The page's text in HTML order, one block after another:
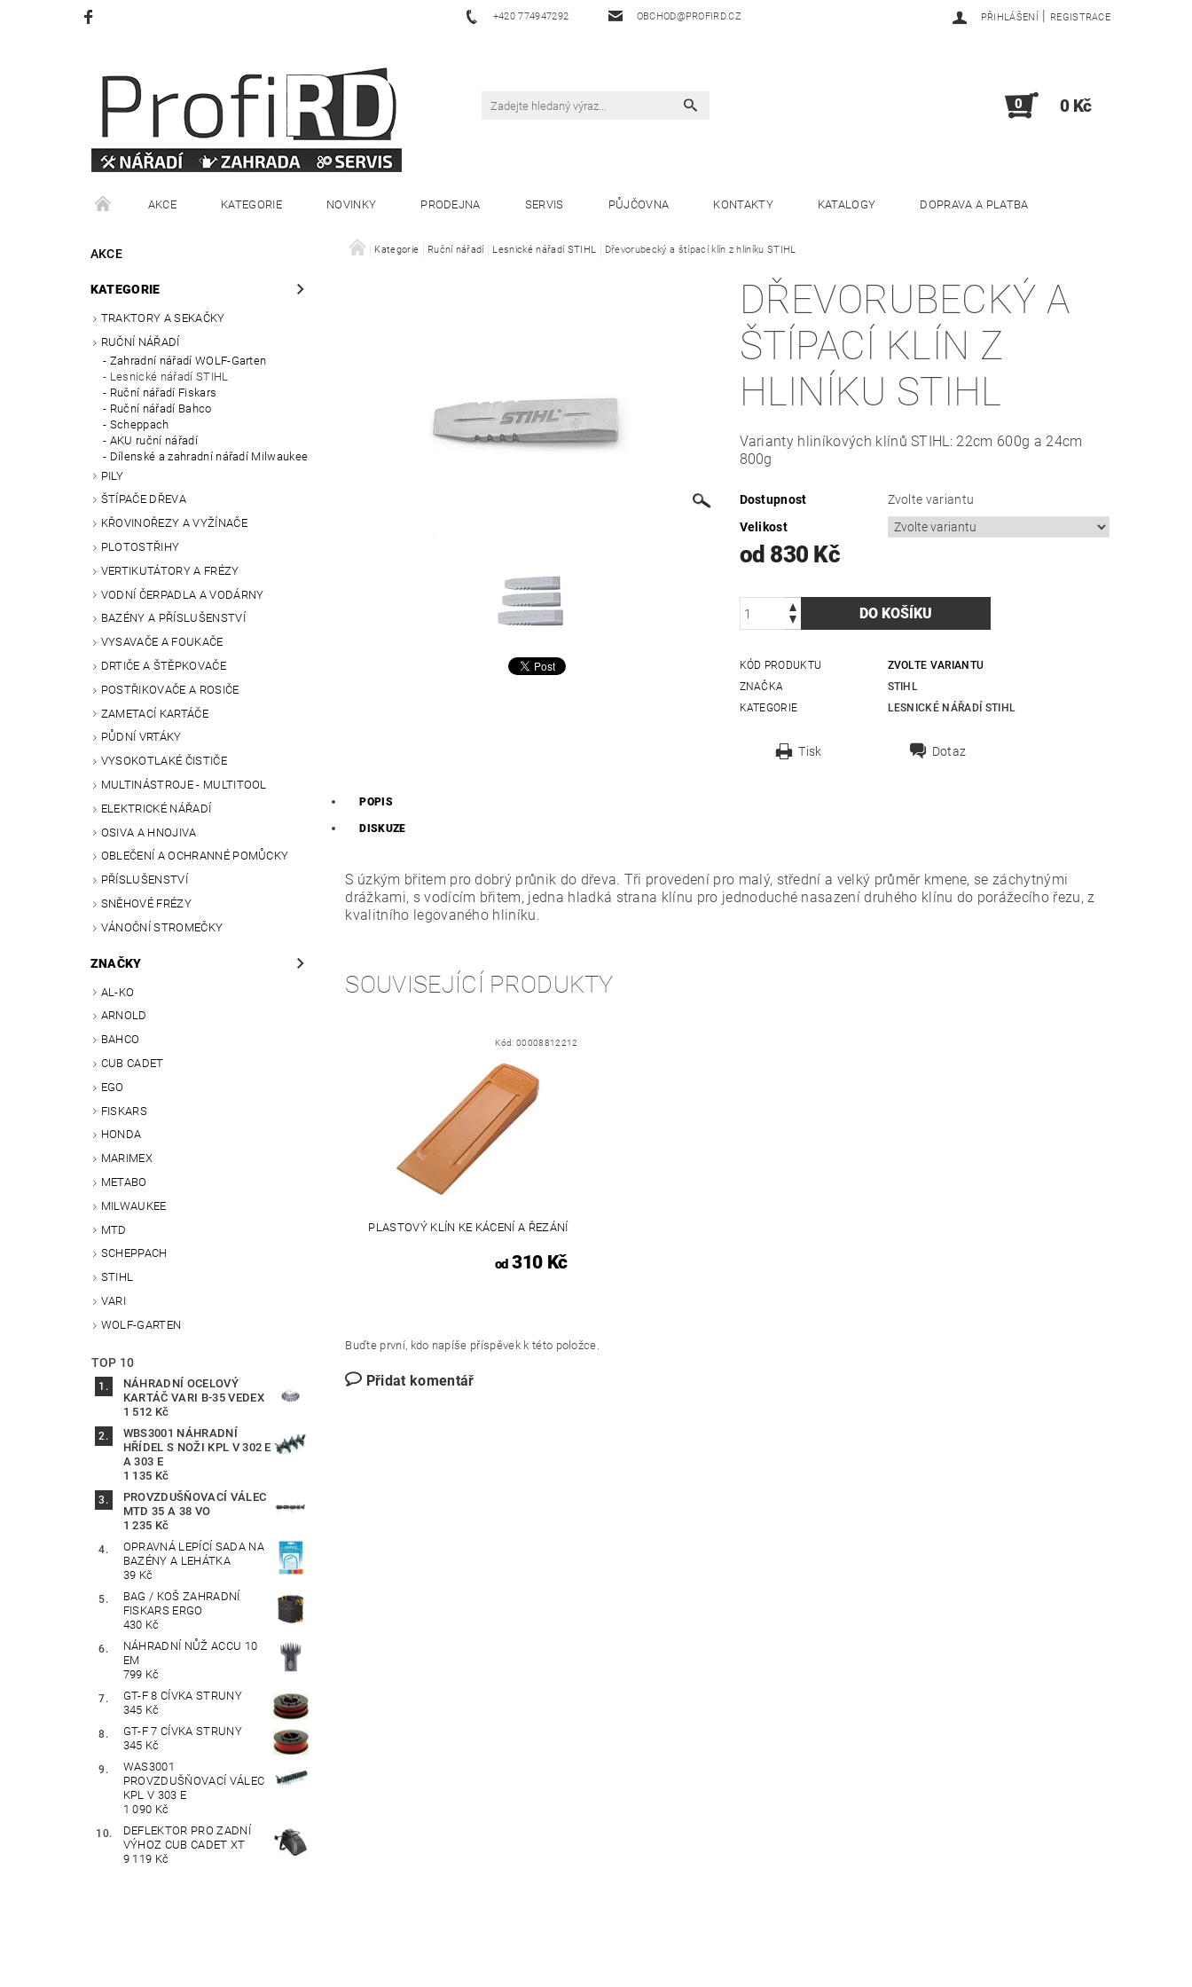
+420 774947292 OBCHOD@PROFIRD.CZ PŘIHLÁŠENÍ | REGISTRACE
0 0 Kč
AKCE KATEGORIE NOVINKY PRODEJNA SERVIS PŮJČOVNA KONTAKTY KATALOGY DOPRAVA A PLATBA
VRÁCENÍ ZBOŽÍ OBCHODNÍ PODMÍNKY
AKCE
KATEGORIE
TRAKTORY A SEKAČKY
RUČNÍ NÁŘADÍ
Zahradní nářadí WOLF-Garten
Lesnické nářadí STIHL
Ruční nářadí Fiskars
Ruční nářadí Bahco
Scheppach
AKU ruční nářadí
Dílenské a zahradní nářadí Milwaukee
PILY
ŠTÍPAČE DŘEVA
KŘOVINOŘEZY A VYŽÍNAČE
PLOTOSTŘIHY
VERTIKUTÁTORY A FRÉZY
VODNÍ ČERPADLA A VODÁRNY
BAZÉNY A PŘÍSLUŠENSTVÍ
VYSAVAČE A FOUKAČE
DRTIČE A ŠTĚPKOVAČE
POSTŘIKOVAČE A ROSIČE
ZAMETACÍ KARTÁČE
PŮDNÍ VRTÁKY
VYSOKOTLAKÉ ČISTIČE
MULTINÁSTROJE - MULTITOOL
ELEKTRICKÉ NÁŘADÍ
OSIVA A HNOJIVA
OBLEČENÍ A OCHRANNÉ POMŮCKY
PŘÍSLUŠENSTVÍ
SNĚHOVÉ FRÉZY
VÁNOČNÍ STROMEČKY
ZNAČKY
AL-KO
ARNOLD
BAHCO
CUB CADET
EGO
FISKARS
HONDA
MARIMEX
METABO
MILWAUKEE
MTD
SCHEPPACH
STIHL
VARI
WOLF-GARTEN
TOP 10
NÁHRADNÍ OCELOVÝ
KARTÁČ VARI B-35 VEDEX
1 512 Kč
WBS3001 NÁHRADNÍ
HŘÍDEL S NOŽI KPL V 302 E
A 303 E
1 135 Kč
PROVZDUŠŇOVACÍ VÁLEC
MTD 35 A 38 VO
1 235 Kč
OPRAVNÁ LEPÍCÍ SADA NA
BAZÉNY A LEHÁTKA
39 Kč
BAG / KOŠ ZAHRADNÍ
FISKARS ERGO
430 Kč
NÁHRADNÍ NŮŽ ACCU 10
EM
799 Kč
GT-F 8 CÍVKA STRUNY
345 Kč
GT-F 7 CÍVKA STRUNY
345 Kč
WAS3001
PROVZDUŠŇOVACÍ VÁLEC
KPL V 303 E
1 090 Kč
DEFLEKTOR PRO ZADNÍ
VÝHOZ CUB CADET XT
9 119 Kč
Kategorie Ruční nářadí Lesnické nářadí STIHL Dřevorubecký a štípací klín z hliníku STIHL
DŘEVORUBECKÝ A
ŠTÍPACÍ KLÍN Z
HLINÍKU STIHL
Varianty hliníkových klínů STIHL: 22cm 600g a 24cm
800g
Dostupnost
Zvolte variantu
Velikost
od 830 Kč
KÓD PRODUKTU
ZVOLTE VARIANTU
ZNAČKA
STIHL
KATEGORIE
LESNICKÉ NÁŘADÍ STIHL
Tisk Dotaz
POPIS
DISKUZE
S úzkým břitem pro dobrý průnik do dřeva. Tři provedení pro malý, střední a velký průměr kmene, se záchytnými
drážkami, s vodícím břitem, jedna hladká strana klínu pro jednoduché nasazení druhého klínu do porážecího řezu, z
kvalitního legovaného hliníku.
SOUVISEJÍCÍ PRODUKTY
Kód: 00008812212
PLASTOVÝ KLÍN KE KÁCENÍ A ŘEZÁNÍ
od310 Kč
Buďte první, kdo napíše příspěvek k této položce.
Přidat komentář